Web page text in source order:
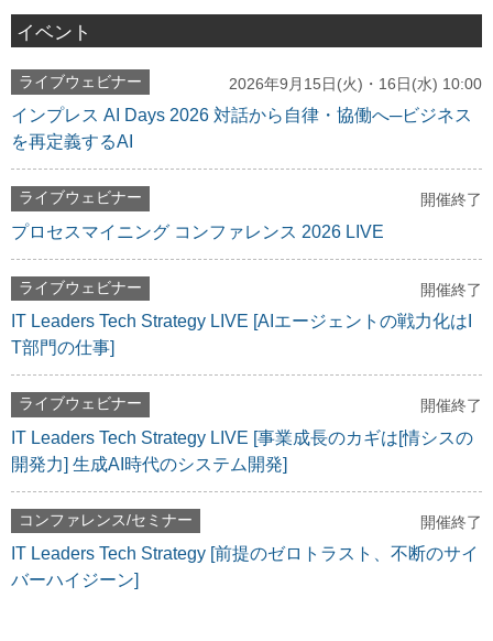
イベント
ライブウェビナー 2026年9月15日(火)・16日(水) 10:00
インプレス AI Days 2026 対話から自律・協働へ─ビジネス
を再定義するAI
ライブウェビナー 開催終了
プロセスマイニング コンファレンス 2026 LIVE
ライブウェビナー 開催終了
IT Leaders Tech Strategy LIVE [AIエージェントの戦力化はI
T部門の仕事]
ライブウェビナー 開催終了
IT Leaders Tech Strategy LIVE [事業成長のカギは[情シスの
開発力] 生成AI時代のシステム開発]
コンファレンス/セミナー 開催終了
IT Leaders Tech Strategy [前提のゼロトラスト、不断のサイ
バーハイジーン]